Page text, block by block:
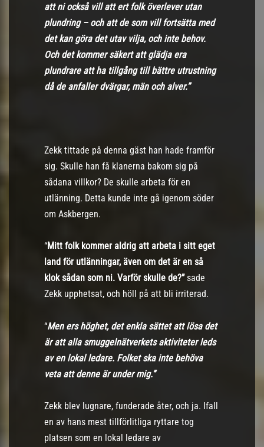
att ni också vill att ert folk överlever utan
plundring – och att de som vill fortsätta med
det kan göra det utav vilja, och inte behov.
Och det kommer säkert att glädja era
plundrare att ha tillgång till bättre utrustning
då de anfaller dvärgar, män och alver.”
Zekk tittade på denna gäst han hade framför
sig. Skulle han få klanerna bakom sig på
sådana villkor? De skulle arbeta för en
utlänning. Detta kunde inte gå igenom söder
om Askbergen.
“Mitt folk kommer aldrig att arbeta i sitt eget
land för utlänningar, även om det är en så
klok sådan som ni. Varför skulle de?”sade
Zekk upphetsat, och höll på att bli irriterad.
“Men ers höghet, det enkla sättet att lösa det
är att alla smuggelnätverkets aktiviteter leds
av en lokal ledare. Folket ska inte behöva
veta att denne är under mig.”
Zekk blev lugnare, funderade åter, och ja. Ifall
en av hans mest tillförlitliga ryttare tog
platsen som en lokal ledare av